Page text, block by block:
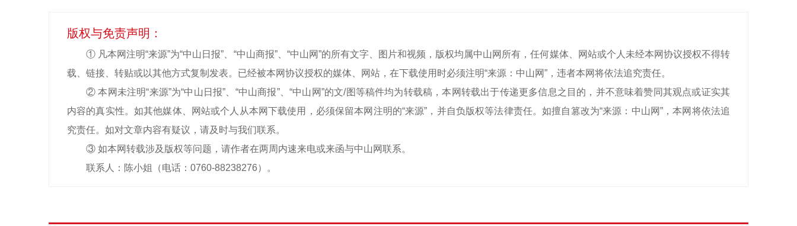
版权与免责声明：
① 凡本网注明“来源”为“中山日报”、“中山商报”、“中山网”的所有文字、图片和视频，版权均属中山网所有，任何媒体、网站或个人未经本网协议授权不得转
载、链接、转贴或以其他方式复制发表。已经被本网协议授权的媒体、网站，在下载使用时必须注明“来源：中山网”，违者本网将依法追究责任。
② 本网未注明“来源”为“中山日报”、“中山商报”、“中山网”的文/图等稿件均为转载稿，本网转载出于传递更多信息之目的，并不意味着赞同其观点或证实其
内容的真实性。如其他媒体、网站或个人从本网下载使用，必须保留本网注明的“来源”，并自负版权等法律责任。如擅自篡改为“来源：中山网”，本网将依法追
究责任。如对文章内容有疑议，请及时与我们联系。
③ 如本网转载涉及版权等问题，请作者在两周内速来电或来函与中山网联系。
联系人：陈小姐（电话：0760-88238276）。